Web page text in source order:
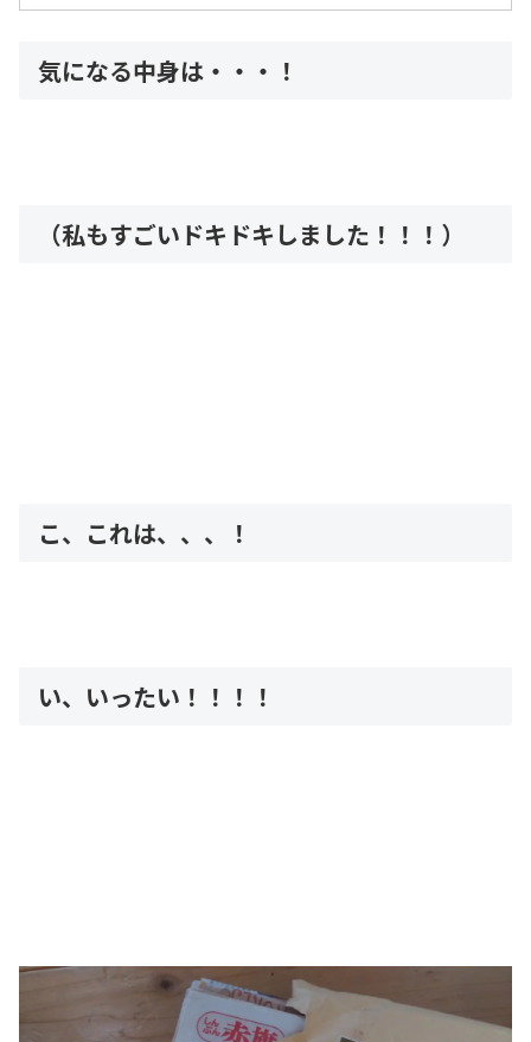
気になる中身は・・・！
（私もすごいドキドキしました！！！）
こ、これは、、、！
い、いったい！！！！